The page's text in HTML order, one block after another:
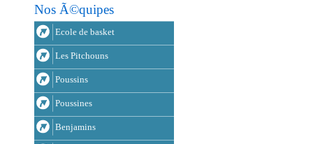
Nos Ã©quipes
Ecole de basket
Les Pitchouns
Poussins
Poussines
Benjamins